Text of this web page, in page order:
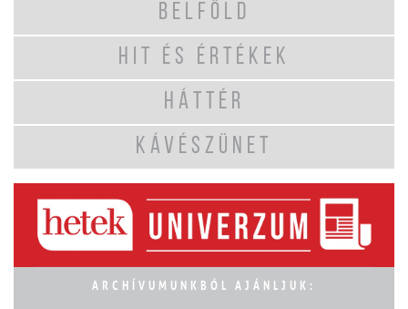
BELFÖLD
HIT ÉS ÉRTÉKEK
HÁTTÉR
KÁVÉSZÜNET
ARCHÍVUMUNKBÓL AJÁNLJUK: